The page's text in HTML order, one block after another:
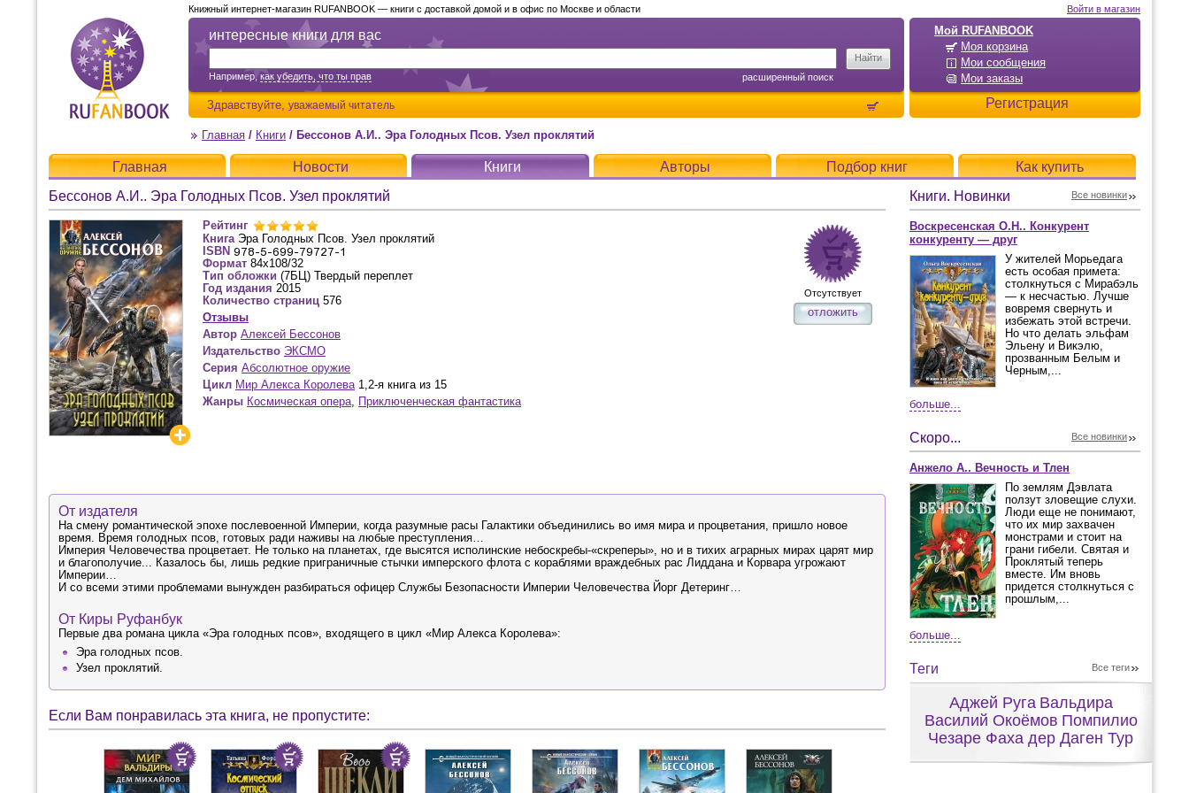
Мой RUFANBOOK
Моя корзина
Мои сообщения
Мои заказы
Регистрация
Войти в магазин
интересные книги для вас
Например,как убедить, что ты прав расширенный поиск
Здравствуйте, уважаемый читатель
Книжный интернет-магазин RUFANBOOK — книги с доставкой домой и в офис по Москве и области
Главная / Книги / Бессонов А.И.. Эра Голодных Псов. Узел проклятий
Главная Новости Книги Авторы Подбор книг
Как купить
Бессонов А.И.. Эра Голодных Псов. Узел проклятий
Рейтинг
Книга Эра Голодных Псов. Узел проклятий
ISBN
Формат 84x108/32
Тип обложки (7БЦ) Твердый переплет
Год издания 2015
Количество страниц 576
Отзывы
Автор Алексей Бессонов
Издательство ЭКСМО
Серия Абсолютное оружие
Цикл Мир Алекса Королева1,2-я книга из 15
Жанры Космическая опера, Приключенческая фантастика
Отсутствует
отложить
От издателя
На смену романтической эпохе послевоенной Империи, когда разумные расы Галактики объединились во имя мира и процветания, пришло новое
время. Время голодных псов, готовых ради наживы на любые преступления…
Империя Человечества процветает. Не только на планетах, где высятся исполинские небоскребы-«скреперы», но и в тихих аграрных мирах царят мир
и благополучие... Казалось бы, лишь редкие приграничные стычки имперского флота с кораблями враждебных рас Лиддана и Корвара угрожают
Империи…
И со всеми этими проблемами вынужден разбираться офицер Службы Безопасности Империи Человечества Йорг Детеринг…
От Киры Руфанбук
Первые два романа цикла «Эра голодных псов», входящего в цикл «Мир Алекса Королева»:
Эра голодных псов.
Узел проклятий.
Если Вам понравилась эта книга, не пропустите:
Книги. Новинки Все новинки
Воскресенская О.Н.. Конкурент
конкуренту — друг
У жителей Морьедага
есть особая примета:
столкнуться с Мирабэль
— к несчастью. Лучше
вовремя свернуть и
избежать этой встречи.
Но что делать эльфам
Эльену и Викэлю,
прозванным Белым и
Черным,...
больше...
Скоро... Все новинки
Анжело А.. Вечность и Тлен
По землям Дэвлата
ползут зловещие слухи.
Люди еще не понимают,
что их мир захвачен
монстрами и стоит на
грани гибели. Святая и
Проклятый теперь
вместе. Им вновь
придется столкнуться с
прошлым,...
больше...
Теги Все теги
Аджей Руга Вальдира
Василий Окоёмов Помпилио
Чезаре Фаха дер Даген Тур